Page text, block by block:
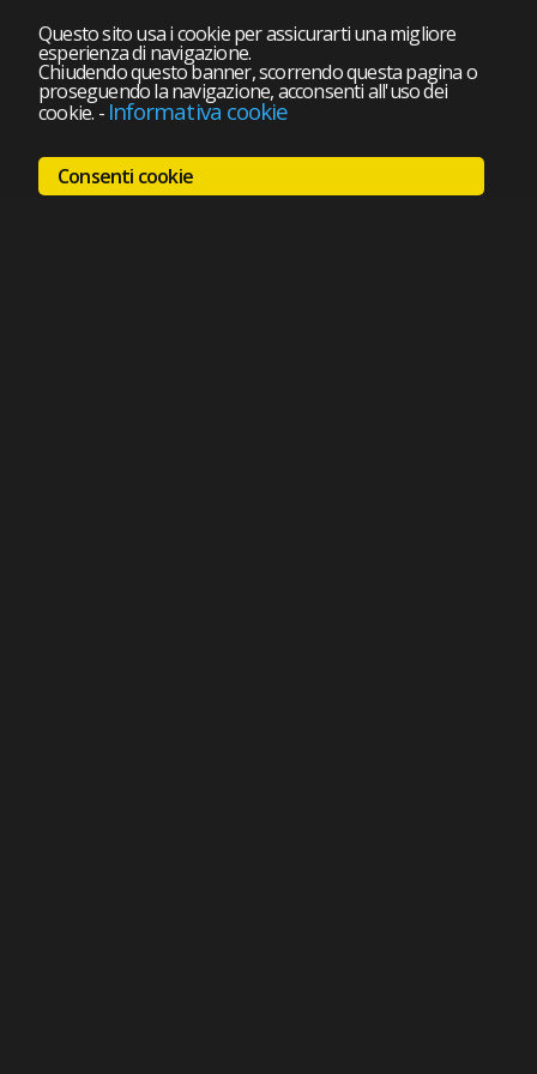
Questo sito usa i cookie per assicurarti una migliore
esperienza di navigazione.
Chiudendo questo banner, scorrendo questa pagina o
proseguendo la navigazione, acconsenti all'uso dei
cookie. - Informativa cookie
Consenti cookie